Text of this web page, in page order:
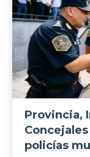
Provincia,
policías